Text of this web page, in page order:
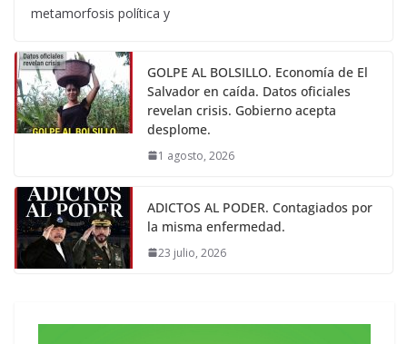
metamorfosis política y
GOLPE AL BOLSILLO. Economía de El
Salvador en caída. Datos oficiales
revelan crisis. Gobierno acepta
desplome.
1 agosto, 2026
ADICTOS AL PODER. Contagiados por
la misma enfermedad.
23 julio, 2026